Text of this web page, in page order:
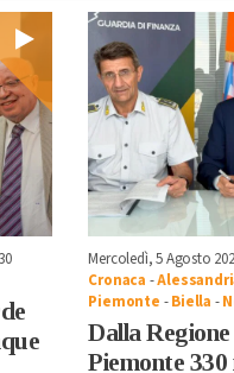
Mercoledì, 5 Agosto
Cronaca -
Piemonte -Biella -
Dalla Regione
Piemonte 330